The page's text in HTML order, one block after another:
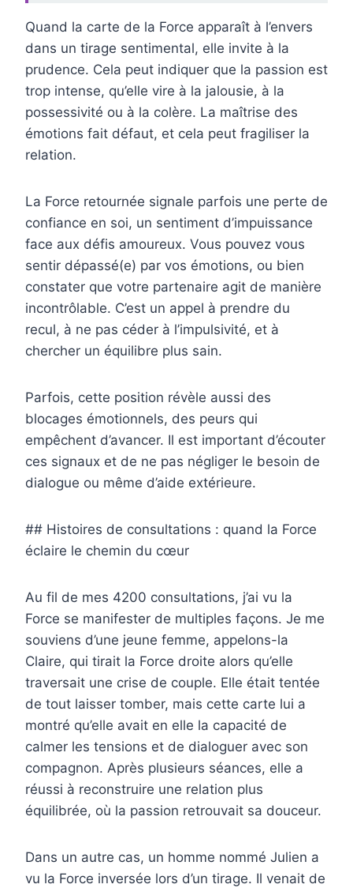
Quand la carte de la Force apparaît à l’envers
dans un tirage sentimental, elle invite à la
prudence. Cela peut indiquer que la passion est
trop intense, qu’elle vire à la jalousie, à la
possessivité ou à la colère. La maîtrise des
émotions fait défaut, et cela peut fragiliser la
relation.
La Force retournée signale parfois une perte de
confiance en soi, un sentiment d’impuissance
face aux défis amoureux. Vous pouvez vous
sentir dépassé(e) par vos émotions, ou bien
constater que votre partenaire agit de manière
incontrôlable. C’est un appel à prendre du
recul, à ne pas céder à l’impulsivité, et à
chercher un équilibre plus sain.
Parfois, cette position révèle aussi des
blocages émotionnels, des peurs qui
empêchent d’avancer. Il est important d’écouter
ces signaux et de ne pas négliger le besoin de
dialogue ou même d’aide extérieure.
## Histoires de consultations : quand la Force
éclaire le chemin du cœur
Au fil de mes 4200 consultations, j’ai vu la
Force se manifester de multiples façons. Je me
souviens d’une jeune femme, appelons-la
Claire, qui tirait la Force droite alors qu’elle
traversait une crise de couple. Elle était tentée
de tout laisser tomber, mais cette carte lui a
montré qu’elle avait en elle la capacité de
calmer les tensions et de dialoguer avec son
compagnon. Après plusieurs séances, elle a
réussi à reconstruire une relation plus
équilibrée, où la passion retrouvait sa douceur.
Dans un autre cas, un homme nommé Julien a
vu la Force inversée lors d’un tirage. Il venait de